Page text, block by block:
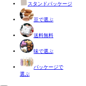
スタンドパッケージ
豆で選ぶ
送料無料
味で選ぶ
パッケージで
選ぶ